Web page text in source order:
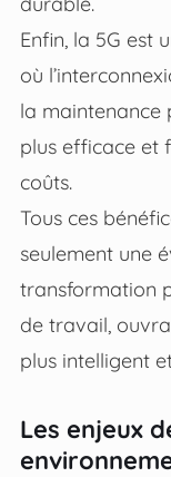
Enfin, la 5G est
où
la maintenance
plus efficace et
coûts.
Tous ces
seulement une
transformation
de travail,
plus intelligent
Les enjeux